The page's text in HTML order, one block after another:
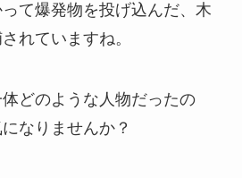
て爆発物を投げ込んだ、木
れていますね。
どのような人物だったの
なりませんか？